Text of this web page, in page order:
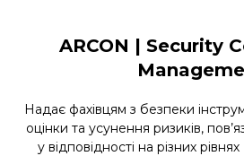
ARCON | Security
Надає фахівцям з безпеки
оцінки та усунення ризиків,
у відповідності на різних